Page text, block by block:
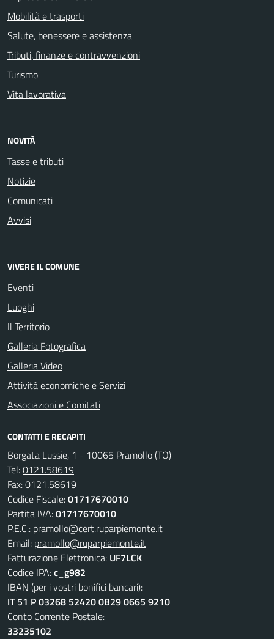
Mobilità e trasporti
Salute, benessere e assistenza
Tributi, finanze e contravvenzioni
Turismo
Vita lavorativa
NOVITÀ
Tasse e tributi
Notizie
Comunicati
Avvisi
VIVERE IL COMUNE
Eventi
Luoghi
Il Territorio
Galleria Fotografica
Galleria Video
Attività economiche e Servizi
Associazioni e Comitati
CONTATTI E RECAPITI
Borgata Lussie, 1 - 10065 Pramollo (TO)
Tel:0121.58619
Fax:0121.58619
Codice Fiscale:01717670010
Partita IVA:01717670010
P.E.C.: pramollo@cert.ruparpiemonte.it
Email: pramollo@ruparpiemonte.it
Fatturazione Elettronica: UF7LCK
Codice IPA:c_g982
IBAN (per i vostri bonifici bancari):
IT 51 P 03268 52420 0B29 0665 9210
Conto Corrente Postale:
33235102